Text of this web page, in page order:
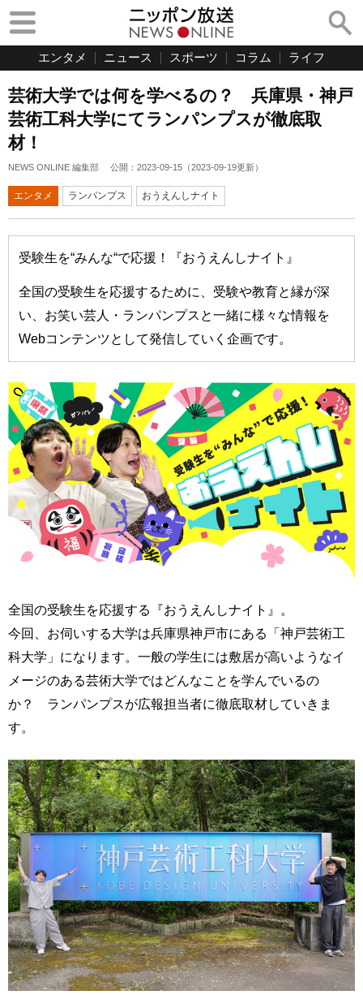
エンタメ ニュース スポーツ コラム ライフ
芸術大学では何を学べるの？ 兵庫県・神戸
芸術工科大学にてランパンプスが徹底取
材！
NEWS ONLINE 編集部 公開： 2023-09-15 （2023-09-19更新）
エンタメ ランパンプス おうえんしナイト
受験生を“みんな“で応援！『おうえんしナイト』
全国の受験生を応援するために、受験や教育と縁が深
い、お笑い芸人・ランパンプスと一緒に様々な情報を
Webコンテンツとして発信していく企画です。
全国の受験生を応援する『おうえんしナイト』。
今回、お伺いする大学は兵庫県神戸市にある「神戸芸術工
科大学」になります。一般の学生には敷居が高いようなイ
メージのある芸術大学ではどんなことを学んでいるの
か？ ランパンプスが広報担当者に徹底取材していきま
す。